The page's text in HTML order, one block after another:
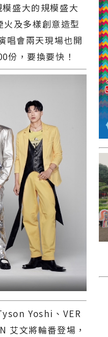
盛大的規模盛大
及多樣創意造型
唱會兩天現場也開
份，要換要快！
Yoshi、VER
艾文將輪番登場，